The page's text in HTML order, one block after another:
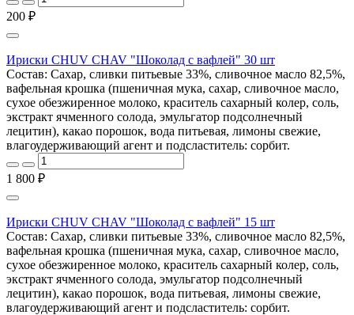
200 ₽
Ириски CHUV CHAV "Шоколад с вафлей" 30 шт
Состав: Сахар, сливки питьевые 33%, сливочное масло 82,5%,
вафельная крошка (пшеничная мука, сахар, сливочное масло,
сухое обезжиренное молоко, краситель сахарный колер, соль,
экстракт ячменного солода, эмульгатор подсолнечный
лецитин), какао порошок, вода питьевая, лимоны свежие,
влагоудерживающий агент и подсластитель: сорбит.
1 800 ₽
Ириски CHUV CHAV "Шоколад с вафлей" 15 шт
Состав: Сахар, сливки питьевые 33%, сливочное масло 82,5%,
вафельная крошка (пшеничная мука, сахар, сливочное масло,
сухое обезжиренное молоко, краситель сахарный колер, соль,
экстракт ячменного солода, эмульгатор подсолнечный
лецитин), какао порошок, вода питьевая, лимоны свежие,
влагоудерживающий агент и подсластитель: сорбит.